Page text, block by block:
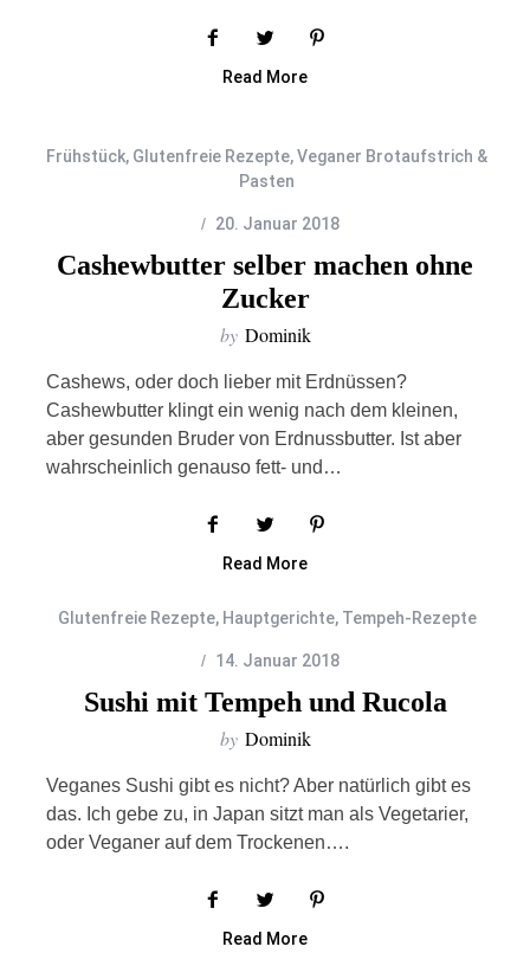
Read More
Frühstück, Glutenfreie Rezepte,Veganer Brotaufstrich &
Pasten
20. Januar 2018
Cashewbutter selber machen ohne
Zucker
by Dominik
Cashews, oder doch lieber mit Erdnüssen?
Cashewbutter klingt ein wenig nach dem kleinen,
aber gesunden Bruder von Erdnussbutter. Ist aber
wahrscheinlich genauso fett- und…
Read More
Glutenfreie Rezepte, Hauptgerichte, Tempeh-Rezepte
14. Januar 2018
Sushi mit Tempeh und Rucola
by Dominik
Veganes Sushi gibt es nicht? Aber natürlich gibt es
das. Ich gebe zu, in Japan sitzt man als Vegetarier,
oder Veganer auf dem Trockenen….
Read More